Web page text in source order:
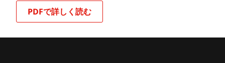
PDFで詳しく読む